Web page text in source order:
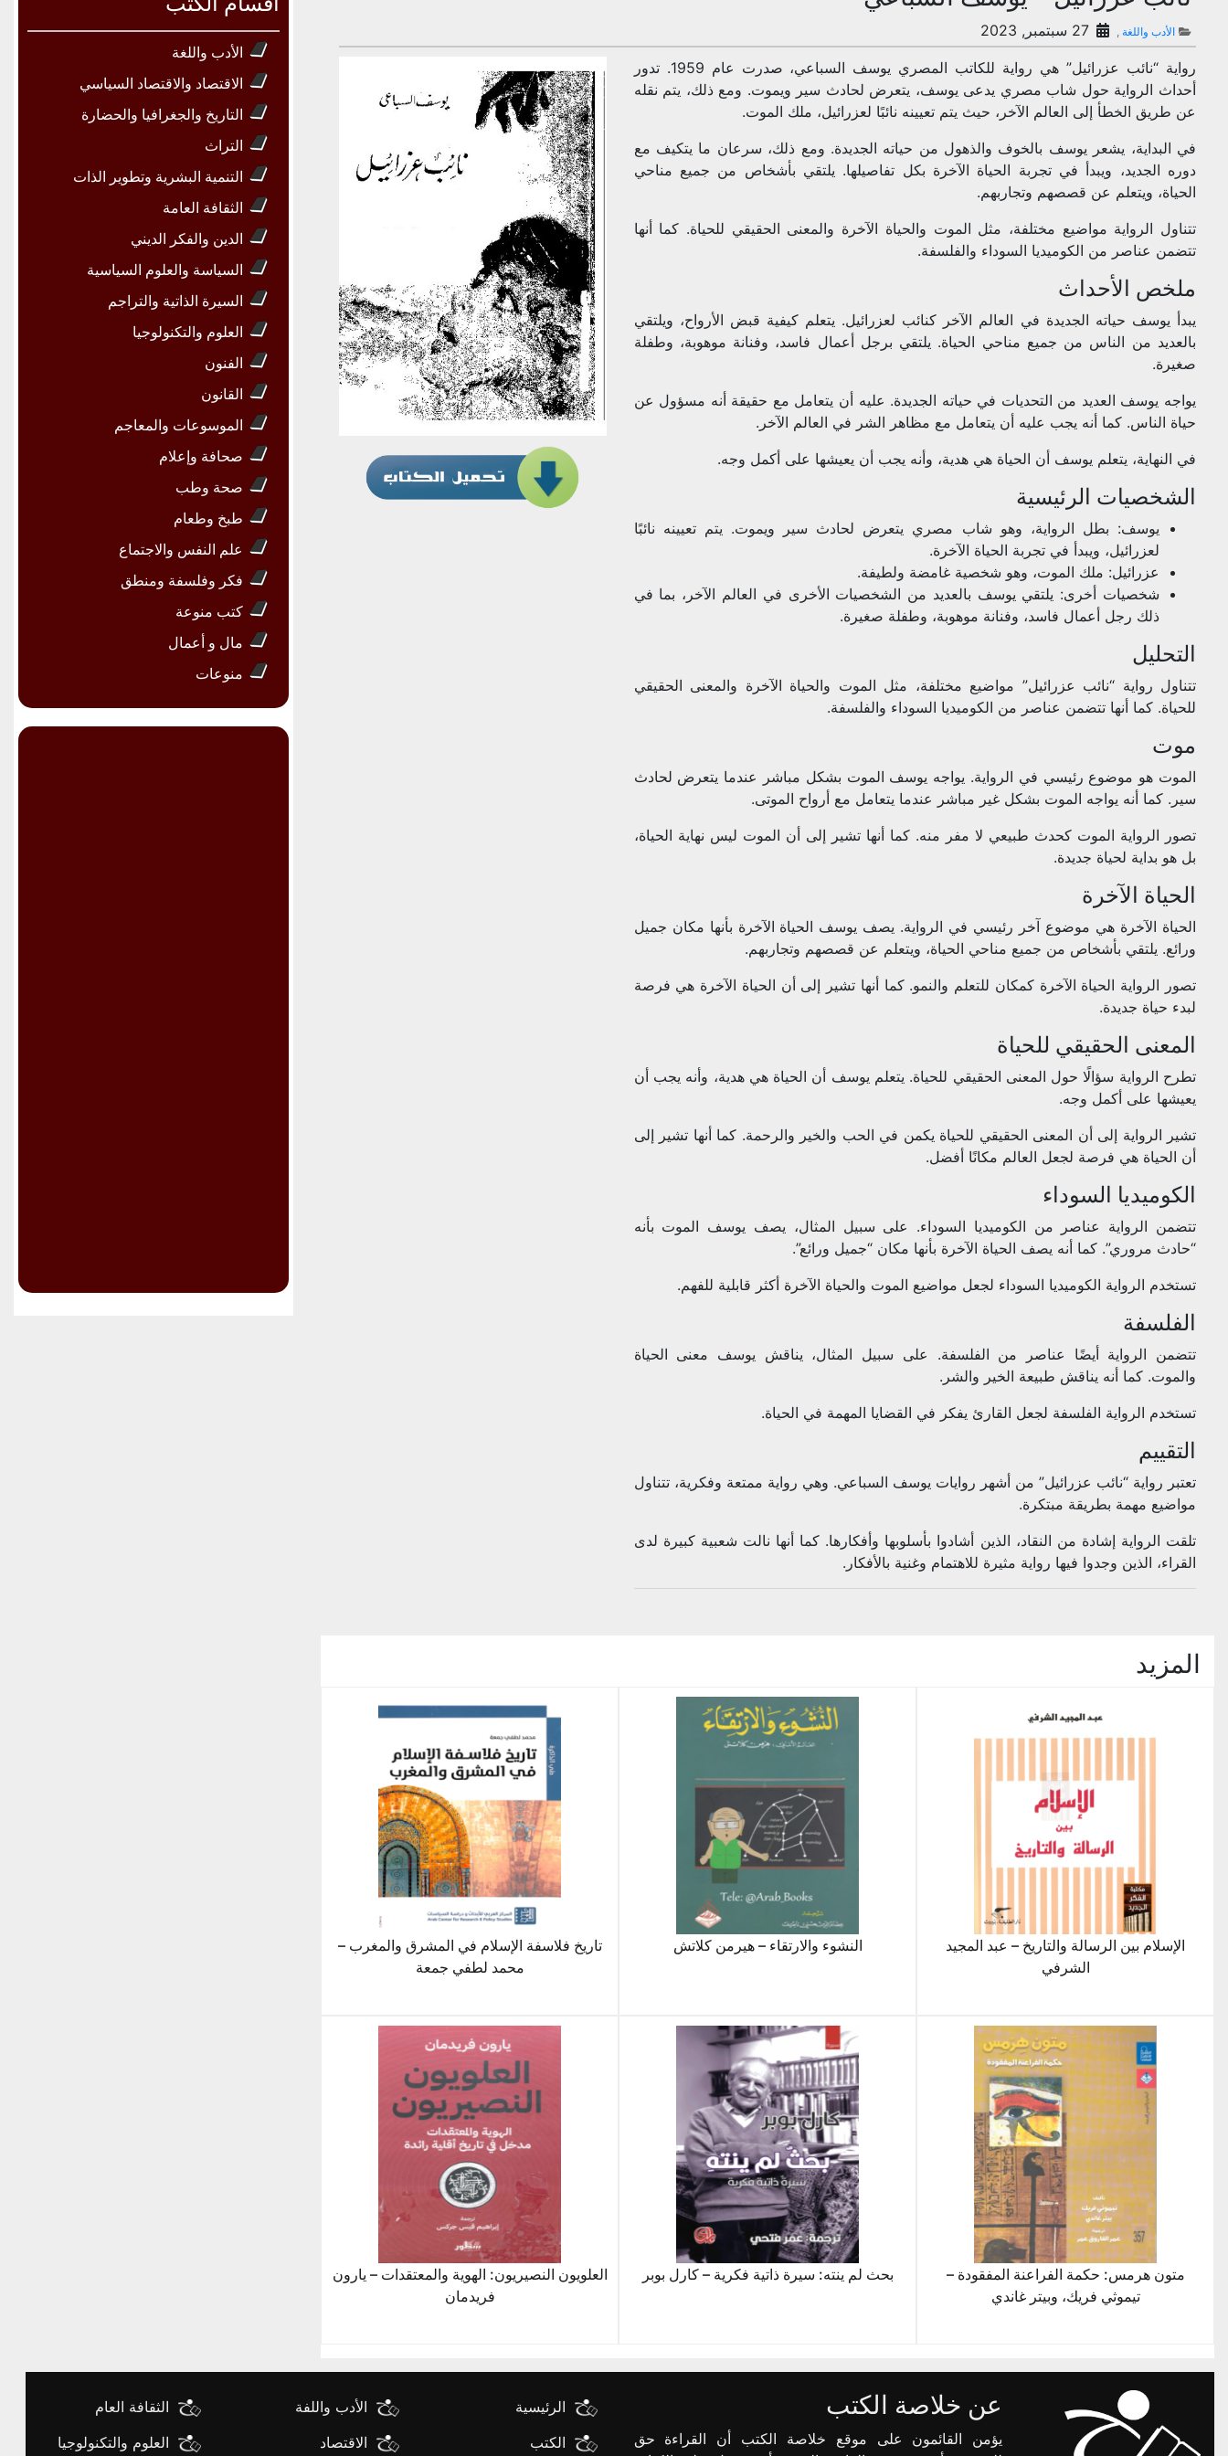
الأدب واللغة ,
رواية “نائب عزرائيل” هي رواية للكاتب المصري يوسف السباعي، صدرت عام 1959. تدور
أحداث الرواية حول شاب مصري يدعى يوسف، يتعرض لحادث سير ويموت. ومع ذلك، يتم نقله
عن طريق الخطأ إلى العالم الآخر، حيث يتم تعيينه نائبًا لعزرائيل، ملك الموت.
في البداية، يشعر يوسف بالخوف والذهول من حياته الجديدة. ومع ذلك، سرعان ما يتكيف مع
دوره الجديد، ويبدأ في تجربة الحياة الآخرة بكل تفاصيلها. يلتقي بأشخاص من جميع مناحي
الحياة، ويتعلم عن قصصهم وتجاربهم.
تتناول الرواية مواضيع مختلفة، مثل الموت والحياة الآخرة والمعنى الحقيقي للحياة. كما أنها
تتضمن عناصر من الكوميديا السوداء والفلسفة.
ملخص الأحداث
يبدأ يوسف حياته الجديدة في العالم الآخر كنائب لعزرائيل. يتعلم كيفية قبض الأرواح، ويلتقي
بالعديد من الناس من جميع مناحي الحياة. يلتقي برجل أعمال فاسد، وفنانة موهوبة، وطفلة
صغيرة.
يواجه يوسف العديد من التحديات في حياته الجديدة. عليه أن يتعامل مع حقيقة أنه مسؤول عن
حياة الناس. كما أنه يجب عليه أن يتعامل مع مظاهر الشر في العالم الآخر.
في النهاية، يتعلم يوسف أن الحياة هي هدية، وأنه يجب أن يعيشها على أكمل وجه.
الشخصيات الرئيسية
يوسف: بطل الرواية، وهو شاب مصري يتعرض لحادث سير ويموت. يتم تعيينه نائبًا
لعزرائيل، ويبدأ في تجربة الحياة الآخرة.
عزرائيل: ملك الموت، وهو شخصية غامضة ولطيفة.
شخصيات أخرى: يلتقي يوسف بالعديد من الشخصيات الأخرى في العالم الآخر، بما في
ذلك رجل أعمال فاسد، وفنانة موهوبة، وطفلة صغيرة.
التحليل
تتناول رواية “نائب عزرائيل” مواضيع مختلفة، مثل الموت والحياة الآخرة والمعنى الحقيقي
للحياة. كما أنها تتضمن عناصر من الكوميديا السوداء والفلسفة.
موت
الموت هو موضوع رئيسي في الرواية. يواجه يوسف الموت بشكل مباشر عندما يتعرض لحادث
سير. كما أنه يواجه الموت بشكل غير مباشر عندما يتعامل مع أرواح الموتى.
تصور الرواية الموت كحدث طبيعي لا مفر منه. كما أنها تشير إلى أن الموت ليس نهاية الحياة،
بل هو بداية لحياة جديدة.
الحياة الآخرة
الحياة الآخرة هي موضوع آخر رئيسي في الرواية. يصف يوسف الحياة الآخرة بأنها مكان جميل
ورائع. يلتقي بأشخاص من جميع مناحي الحياة، ويتعلم عن قصصهم وتجاربهم.
تصور الرواية الحياة الآخرة كمكان للتعلم والنمو. كما أنها تشير إلى أن الحياة الآخرة هي فرصة
لبدء حياة جديدة.
المعنى الحقيقي للحياة
تطرح الرواية سؤالًا حول المعنى الحقيقي للحياة. يتعلم يوسف أن الحياة هي هدية، وأنه يجب أن
يعيشها على أكمل وجه.
تشير الرواية إلى أن المعنى الحقيقي للحياة يكمن في الحب والخير والرحمة. كما أنها تشير إلى
أن الحياة هي فرصة لجعل العالم مكانًا أفضل.
الكوميديا السوداء
تتضمن الرواية عناصر من الكوميديا السوداء. على سبيل المثال، يصف يوسف الموت بأنه
“حادث مروري”. كما أنه يصف الحياة الآخرة بأنها مكان “جميل ورائع”.
تستخدم الرواية الكوميديا السوداء لجعل مواضيع الموت والحياة الآخرة أكثر قابلية للفهم.
الفلسفة
تتضمن الرواية أيضًا عناصر من الفلسفة. على سبيل المثال، يناقش يوسف معنى الحياة
والموت. كما أنه يناقش طبيعة الخير والشر.
تستخدم الرواية الفلسفة لجعل القارئ يفكر في القضايا المهمة في الحياة.
التقييم
تعتبر رواية “نائب عزرائيل” من أشهر روايات يوسف السباعي. وهي رواية ممتعة وفكرية، تتناول
مواضيع مهمة بطريقة مبتكرة.
تلقت الرواية إشادة من النقاد، الذين أشادوا بأسلوبها وأفكارها. كما أنها نالت شعبية كبيرة لدى
القراء، الذين وجدوا فيها رواية مثيرة للاهتمام وغنية بالأفكار.
المزيد
الإسلام بين الرسالة والتاريخ – عبد المجيد
الشرفي
النشوء والارتقاء – هيرمن كلاتش
تاريخ فلاسفة الإسلام في المشرق والمغرب –
محمد لطفي جمعة
متون هرمس: حكمة الفراعنة المفقودة –
تيموثي فريك، وبيتر غاندي
بحث لم ينته: سيرة ذاتية فكرية – كارل بوبر
العلويون النصيريون: الهوية والمعتقدات – يارون
فريدمان
الأدب واللغة
الاقتصاد والاقتصاد السياسي
التاريخ والجغرافيا والحضارة
التراث
التنمية البشرية وتطوير الذات
الثقافة العامة
الدين والفكر الديني
السياسة والعلوم السياسية
السيرة الذاتية والتراجم
العلوم والتكنولوجيا
الفنون
القانون
الموسوعات والمعاجم
صحافة وإعلام
صحة وطب
طبخ وطعام
علم النفس والاجتماع
فكر وفلسفة ومنطق
كتب منوعة
مال و أعمال
منوعات
عن خلاصة الكتب
يؤمن القائمون على موقع خلاصة الكتب أن القراءة حق
الرئيسية
الكتب
الأدب واللفة
الاقتصاد
الثقافة العام
العلوم والتكنولوجيا